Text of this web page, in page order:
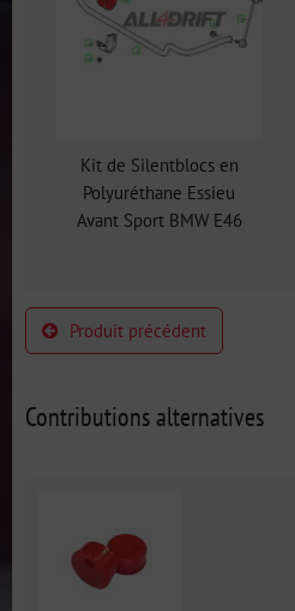
Kit de Silentblocs en
Polyuréthane Essieu
Avant Sport BMW E46
Produit précédent
Contributions alternatives